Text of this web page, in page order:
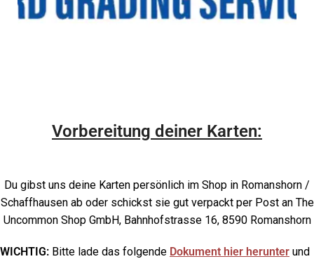
Vorbereitung deiner Karten:
Du gibst uns deine Karten persönlich im Shop in Romanshorn /
Schaffhausen ab oder schickst sie gut verpackt per Post an The
Uncommon Shop GmbH, Bahnhofstrasse 16, 8590 Romanshorn
WICHTIG: Bitte lade das folgende Dokument hier herunter und